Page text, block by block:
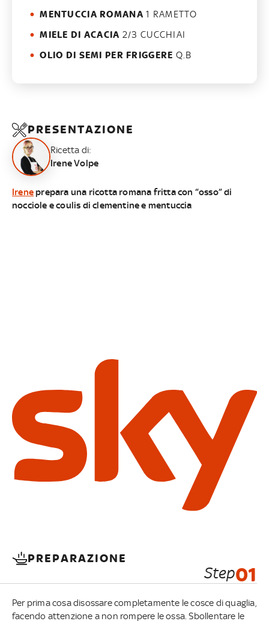
MENTUCCIA ROMANA 1 RAMETTO
MIELE DI ACACIA 2/3 CUCCHIAI
OLIO DI SEMI PER FRIGGERE Q.B
PRESENTAZIONE
Ricetta di:
Irene Volpe
Irene prepara una ricotta romana fritta con “osso” di
nocciole e coulis di clementine e mentuccia
PREPARAZIONE
Step01
Per prima cosa disossare completamente le cosce di quaglia,
facendo attenzione a non rompere le ossa. Sbollentare le